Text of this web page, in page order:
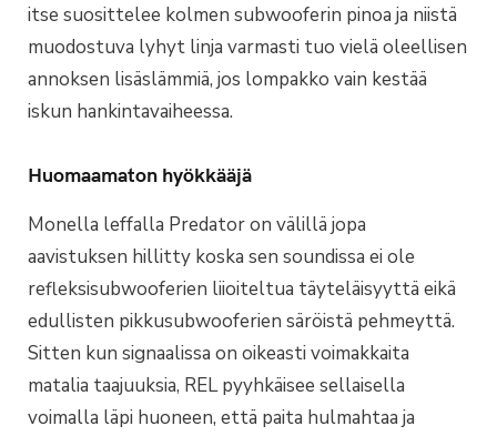
itse suosittelee kolmen subwooferin pinoa ja niistä
muodostuva lyhyt linja varmasti tuo vielä oleellisen
annoksen lisäslämmiä, jos lompakko vain kestää
iskun hankintavaiheessa.
Huomaamaton hyökkääjä
Monella leffalla Predator on välillä jopa
aavistuksen hillitty koska sen soundissa ei ole
refleksisubwooferien liioiteltua täyteläisyyttä eikä
edullisten pikkusubwooferien säröistä pehmeyttä.
Sitten kun signaalissa on oikeasti voimakkaita
matalia taajuuksia, REL pyyhkäisee sellaisella
voimalla läpi huoneen, että paita hulmahtaa ja